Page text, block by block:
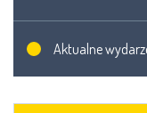
Aktualne